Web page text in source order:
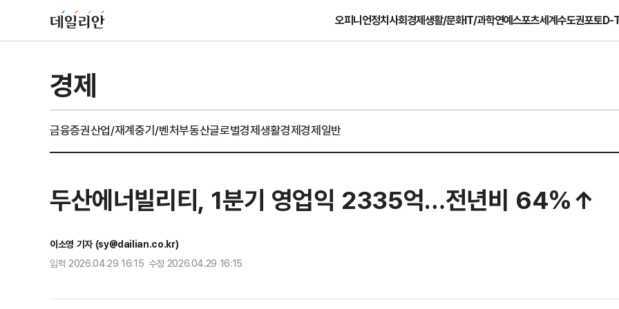
오피니언정치사회경제생활/문화IT/과학연예스포츠세계수도권포토D-
경제
금융증권산업/재계중기/벤처부동산글로벌경제생활경제경제일반
두산에너빌리티, 1분기 영업익 2335억…전년비 64%↑
이소영 기자 (sy@dailian.co.kr)
입력 2026.04.29 16:15 수정 2026.04.29 16:15